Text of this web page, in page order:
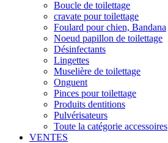
Boucle de toilettage
cravate pour toilettage
Foulard pour chien, Bandana
Noeud papillon de toilettage
Désinfectants
Lingettes
Muselière de toilettage
Onguent
Pinces pour toilettage
Produits dentitions
Pulvérisateurs
Toute la catégorie accessoires
VENTES